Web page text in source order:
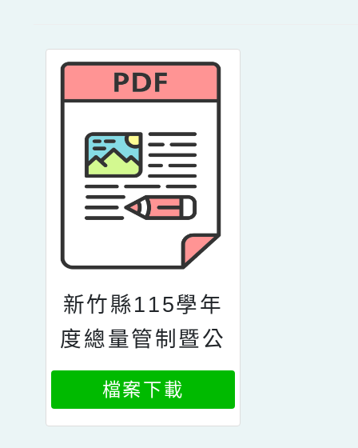
新竹縣115學年
度總量管制暨公
私立國民中小學
入學作業時程表
檔案下載